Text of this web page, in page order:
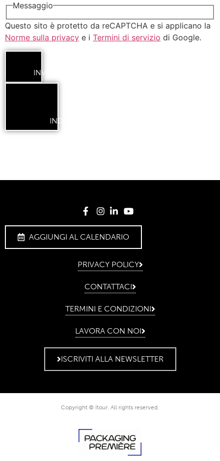
Messaggio
Questo sito è protetto da reCAPTCHA e si applicano la
Norme sulla privacy e i Termini di servizio di Google.
INVIA
INDIETRO
AGGIUNGI AL CALENDARIO
PRIVACY POLICY
CONTATTACI
TERMINI E CONDIZIONI
LAVORA CON NOI
ISCRIVITI ALLA NEWSLETTER
Copyright © Itour. All rights reserved.